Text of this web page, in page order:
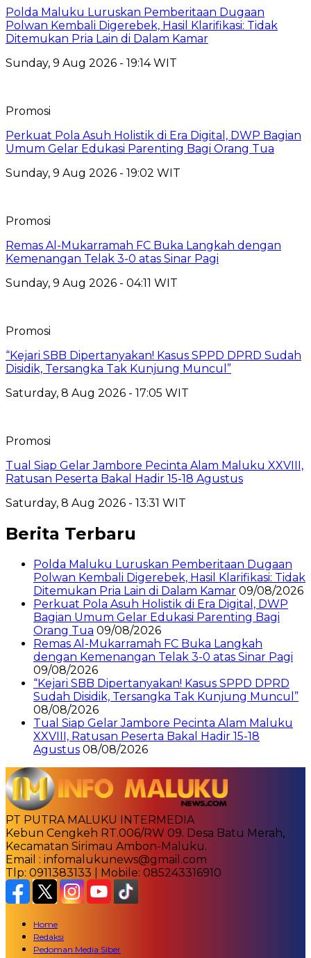
Polda Maluku Luruskan Pemberitaan Dugaan
Polwan Kembali Digerebek, Hasil Klarifikasi: Tidak
Ditemukan Pria Lain di Dalam Kamar
Sunday, 9 Aug 2026 - 19:14 WIT
Promosi
Perkuat Pola Asuh Holistik di Era Digital, DWP Bagian
Umum Gelar Edukasi Parenting Bagi Orang Tua
Sunday, 9 Aug 2026 - 19:02 WIT
Promosi
Remas Al-Mukarramah FC Buka Langkah dengan
Kemenangan Telak 3-0 atas Sinar Pagi
Sunday, 9 Aug 2026 - 04:11 WIT
Promosi
“Kejari SBB Dipertanyakan! Kasus SPPD DPRD Sudah
Disidik, Tersangka Tak Kunjung Muncul”
Saturday, 8 Aug 2026 - 17:05 WIT
Promosi
Tual Siap Gelar Jambore Pecinta Alam Maluku XXVIII,
Ratusan Peserta Bakal Hadir 15-18 Agustus
Saturday, 8 Aug 2026 - 13:31 WIT
Berita Terbaru
Polda Maluku Luruskan Pemberitaan Dugaan
Polwan Kembali Digerebek, Hasil Klarifikasi: Tidak
Ditemukan Pria Lain di Dalam Kamar 09/08/2026
Perkuat Pola Asuh Holistik di Era Digital, DWP
Bagian Umum Gelar Edukasi Parenting Bagi
Orang Tua 09/08/2026
Remas Al-Mukarramah FC Buka Langkah
dengan Kemenangan Telak 3-0 atas Sinar Pagi
09/08/2026
“Kejari SBB Dipertanyakan! Kasus SPPD DPRD
Sudah Disidik, Tersangka Tak Kunjung Muncul”
08/08/2026
Tual Siap Gelar Jambore Pecinta Alam Maluku
XXVIII, Ratusan Peserta Bakal Hadir 15-18
Agustus 08/08/2026
PT PUTRA MALUKU INTERMEDIA
Kebun Cengkeh RT.006/RW 09. Desa Batu Merah,
Kecamatan Sirimau Ambon-Maluku.
Email : infomalukunews@gmail.com
Tlp: 0911383133 | Mobile: 085243316910
Home
Redaksi
Pedoman Media Siber